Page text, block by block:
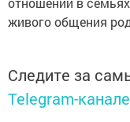
живого общения
Следите за
Telegram-канале